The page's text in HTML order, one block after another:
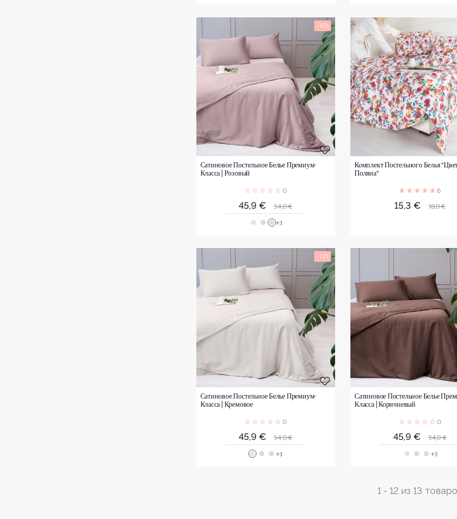
Сатиновое Постельное Белье Премиум-
Класса | Розовый
0
Цена
45,9 €
Обычная
цена
54,0 €
-15%
+3
Комплект Постельного Белья
Поляна"
6
Цена
15,3 €
Обычная
18,0 €
Сатиновое Постельное Белье Премиум-
Класса | Кремовое
0
Цена
45,9 €
Обычная
цена
54,0 €
-15%
+3
Сатиновое Постельное Белье
Класса | Коричневый
0
Цена
45,9 €
Обычная
цена
54,0 €
+3
1 - 12 из 13